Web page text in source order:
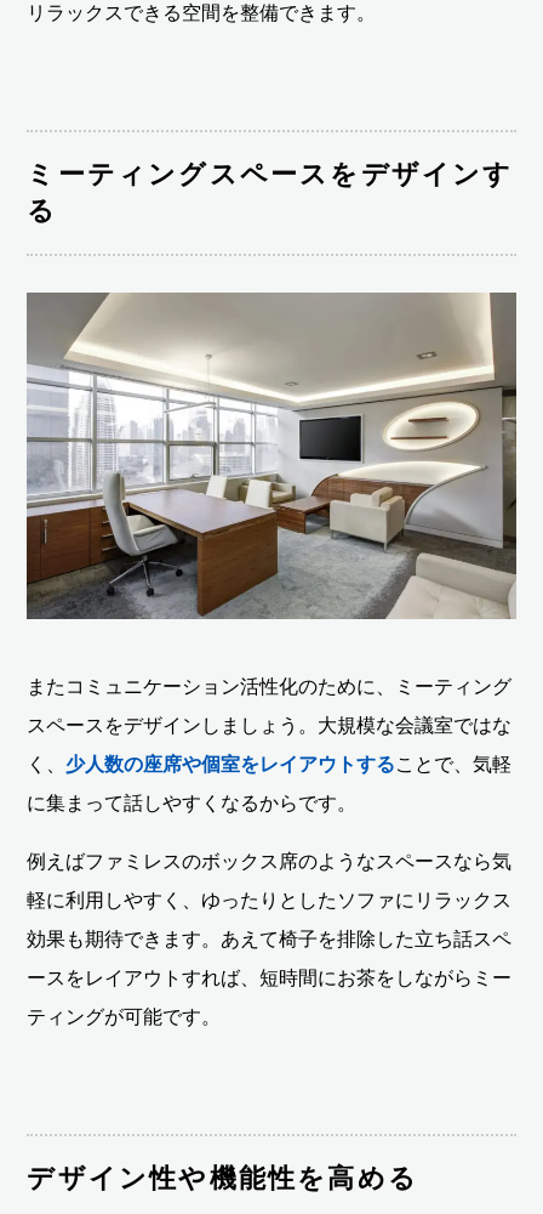
リラックスできる空間を整備できます。
ミーティングスペースをデザインす
る
またコミュニケーション活性化のために、ミーティング
スペースをデザインしましょう。大規模な会議室ではな
く、 少人数の座席や個室をレイアウトすることで、気軽
に集まって話しやすくなるからです。
例えばファミレスのボックス席のようなスペースなら気
軽に利用しやすく、ゆったりとしたソファにリラックス
効果も期待できます。あえて椅子を排除した立ち話スペ
ースをレイアウトすれば、短時間にお茶をしながらミー
ティングが可能です。
デザイン性や機能性を高める